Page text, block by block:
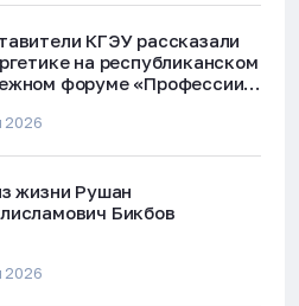
КГЭУ рассказали
на республиканском
форуме «Профессии
2026
жизни Рушан
Бикбов
2026